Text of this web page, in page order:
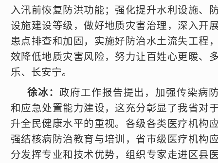
入汛前恢复防洪功能；强化提升水利设施、
设施建设等级，做好地质灾害治理，深入开
患点排查和加固，实施好防治水土流失工程
效降低地质灾害风险，努力让百姓心更暖、
乐、长安宁。
徐冰： 政府工作报告提出，加强传染病
和应急处置能力建设，这充分彰显了我省对
升全民健康水平的重视。各级各类医疗机构
强结核病防治教育与培训，省市级医疗机构
分发挥专业和技术优势，组织专家走进区县